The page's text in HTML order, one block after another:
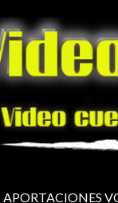
APORTACIONES